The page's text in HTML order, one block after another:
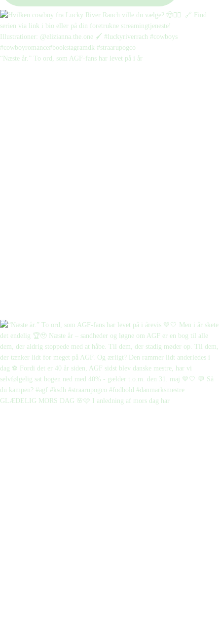
“Næste år.” To ord, som AGF-fans har levet på i år
GLÆDELIG MORS DAG 🌸🩷 I anledning af mors dag har